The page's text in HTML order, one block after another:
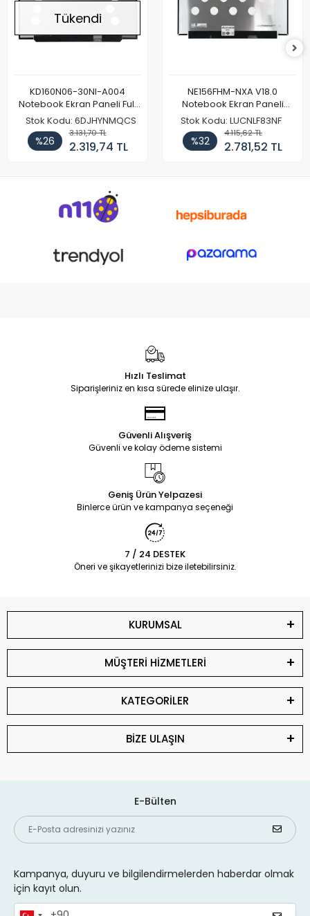
Tükendi
KD160N06-30NI-A004
Notebook Ekran Paneli Full
HD
Stok Kodu: 6DJHYNMQCS
%26
3.131,70 TL
2.319,74 TL
NE156FHM-NXA V18.0
Notebook Ekran Paneli
144Hz
Stok Kodu: LUCNLF83NF
%32
4.115,62 TL
2.781,52 TL
Hızlı Teslimat
Siparişleriniz en kısa sürede elinize ulaşır.
Güvenli Alışveriş
Güvenli ve kolay ödeme sistemi
Geniş Ürün Yelpazesi
Binlerce ürün ve kampanya seçeneği
7 / 24 DESTEK
Öneri ve şikayetlerinizi bize iletebilirsiniz.
KURUMSAL
MÜŞTERİ HİZMETLERİ
KATEGORİLER
BİZE ULAŞIN
E-Bülten
Kampanya, duyuru ve bilgilendirmelerden haberdar olmak
için kayıt olun.